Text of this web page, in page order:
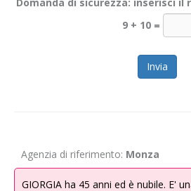
Obiettivo Incontro S.r.l. è consapevole
dei dati personali e del rispetto della
garantiamo sicurezza e riservatezza durante
informazioni personali dei nostri utenti.
informazioni raccolte tramite canali diversi
9 + 10 =
Agenzia di riferimento: Monza
GIORGIA ha 45 anni ed è nubile. E'